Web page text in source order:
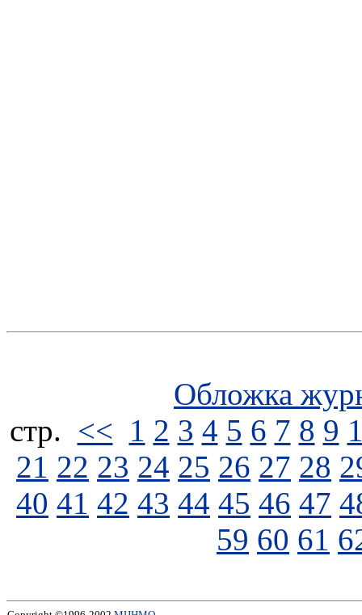
Обложка
стp. << 1 2 3 4 5 6 7 8 9
21 22 23 24 25 26 27 28
40 41 42 43 44 45 46 47
59 60 61